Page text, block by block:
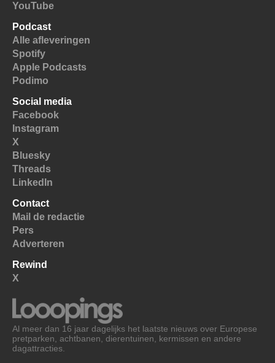
YouTube
Podcast
Alle afleveringen
Spotify
Apple Podcasts
Podimo
Social media
Facebook
Instagram
X
Bluesky
Threads
LinkedIn
Contact
Mail de redactie
Pers
Adverteren
Rewind
X
Al meer dan 16 jaar dagelijks het laatste nieuws over Europese
pretparken, achtbanen, dierentuinen, kermissen en andere
dagattracties.